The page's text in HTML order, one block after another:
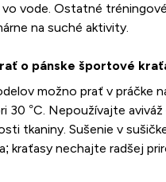
vode. Ostatné
na suché aktivity.
o pánske športové
možno prať v práčke
30 °C. Nepoužívajte
tkaniny. Sušenie v
kraťasy nechajte radšej